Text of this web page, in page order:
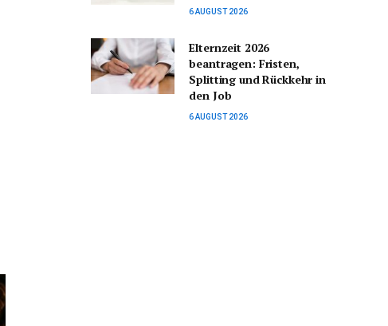
6 AUGUST 2026
Elternzeit 2026
beantragen: Fristen,
Splitting und Rückkehr in
den Job
6 AUGUST 2026